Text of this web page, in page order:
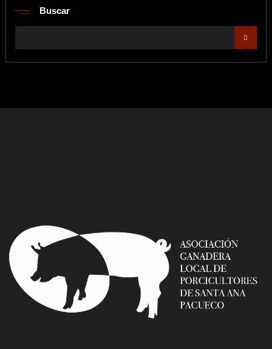
Buscar